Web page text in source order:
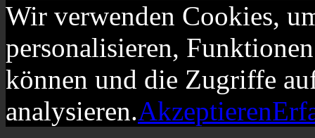
Wir verwenden Cookies,
personalisieren,
können und die Zugriffe
analysieren.Akzeptieren